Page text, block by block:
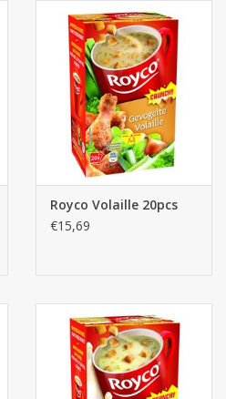
Royco Volaille 20pcs
€15,69